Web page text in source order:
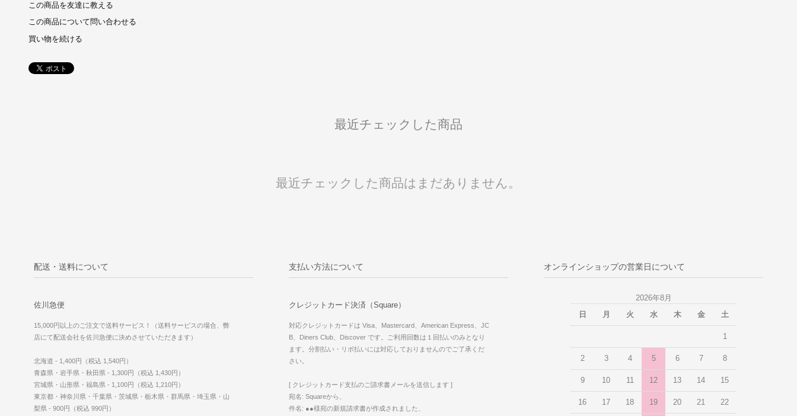
この商品を友達に教える
この商品について問い合わせる
買い物を続ける
最近チェックした商品
最近チェックした商品はまだありません。
配送・送料について
佐川急便
15,000円以上のご注文で送料サービス！（送料サービスの場合、弊
店にて配送会社を佐川急便に決めさせていただきます）
北海道 - 1,400円（税込 1,540円）
青森県・岩手県・秋田県 - 1,300円（税込 1,430円）
宮城県・山形県・福島県 - 1,100円（税込 1,210円）
東京都・神奈川県・千葉県・茨城県・栃木県・群馬県・埼玉県・山
梨県 - 900円（税込 990円）
支払い方法について
クレジットカード決済（Square）
対応クレジットカードは Visa、Mastercard、American Express、JC
B、Diners Club、Discover です。ご利用回数は１回払いのみとなり
ます。分割払い・リボ払いには対応しておりませんのでご了承くだ
さい。
[ クレジットカード支払のご請求書メールを送信します ]
宛名: Squareから、
件名: ●●様宛の新規請求書が作成されました、
オンラインショップの営業日について
2026年8月
日
月 火 水 木 金 土
1
2 3 4 5 6 7 8
9 10 11 12 13 14 15
16 17 18 19 20 21 22